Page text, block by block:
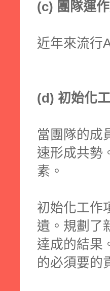
(c) 團隊運作
近年來流行
(d) 初始化
當團隊的成
速形成共勢
素。
初始化工作
遺。規劃了
達成的結果
的必須要的